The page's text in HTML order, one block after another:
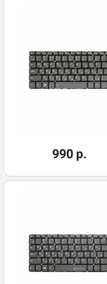
990 р.